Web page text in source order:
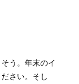
う。年末のイ
さい。そし